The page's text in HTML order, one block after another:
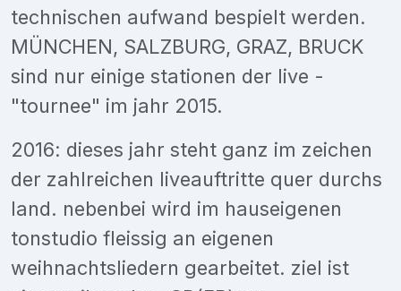
technischen aufwand bespielt werden.
MÜNCHEN, SALZBURG, GRAZ, BRUCK
sind nur einige stationen der live -
"tournee" im jahr 2015.
2016: dieses jahr steht ganz im zeichen
der zahlreichen liveauftritte quer durchs
land. nebenbei wird im hauseigenen
tonstudio fleissig an eigenen
weihnachtsliedern gearbeitet. ziel ist